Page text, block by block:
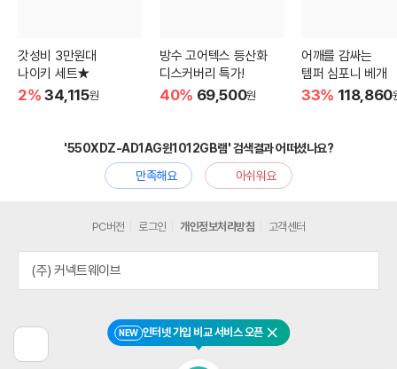
갓성비 3만원대
나이키 세트★
2% 34,115원
방수 고어텍스 등산화
디스커버리 특가!
40% 69,500원
어깨를 감싸는
템퍼 심포니 베개
33% 118,860
'550XDZ-AD1AG윈1012GB램' 검색결과 어떠셨나요?
만족해요
아쉬워요
전
NEW 인터넷 가입 비교 서비스 오픈 닫기
PC버전 로그인 개인정보처리방침 고객센터
(주) 커넥트웨이브